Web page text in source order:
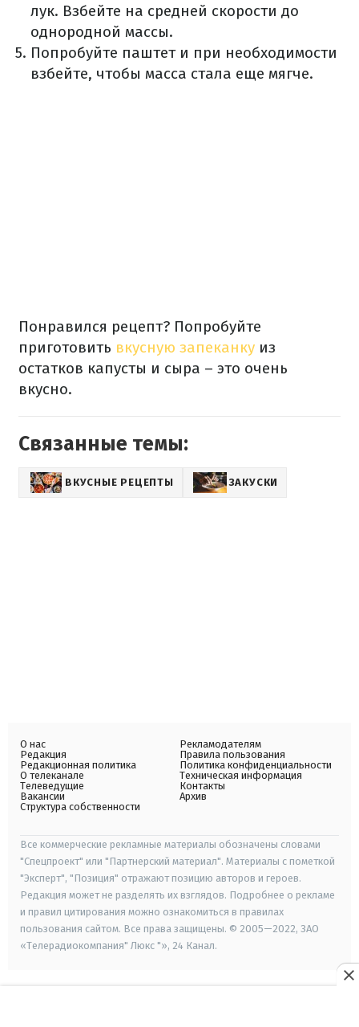
лук. Взбейте на средней скорости до
однородной массы.
Попробуйте паштет и при необходимости
взбейте, чтобы масса стала еще мягче.
Понравился рецепт? Попробуйте
приготовить вкусную запеканку из
остатков капусты и сыра – это очень
вкусно.
Связанные темы:
ВКУСНЫЕ РЕЦЕПТЫ ЗАКУСКИ
О нас
Редакция
Редакционная политика
О телеканале
Телеведущие
Вакансии
Структура собственности
Рекламодателям
Правила пользования
Политика конфиденциальности
Техническая информация
Контакты
Архив
Все коммерческие рекламные материалы обозначены словами
"Спецпроект" или "Партнерский материал". Материалы с пометкой
"Эксперт", "Позиция" отражают позицию авторов и героев.
Редакция может не разделять их взглядов. Подробнее о рекламе
и правил цитирования можно ознакомиться в правилах
пользования сайтом. Все права защищены. © 2005—2022, ЗАО
«Телерадиокомпания" Люкс "», 24 Канал.